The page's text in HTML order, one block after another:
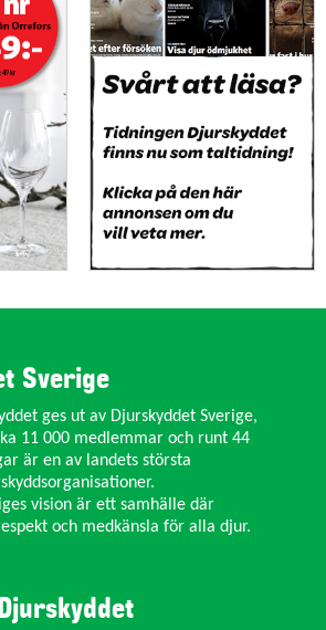
Sverige
ges ut av Djurskyddet Sverige,
11 000 medlemmar och runt 44
är en av landets största
vision är ett samhälle där
och medkänsla för alla djur.